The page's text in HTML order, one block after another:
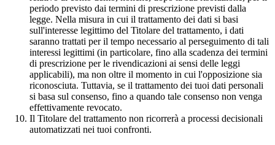
periodo previsto dai termini di prescrizione previsti dalla
legge. Nella misura in cui il trattamento dei dati si basi
sull'interesse legittimo del Titolare del trattamento, i dati
saranno trattati per il tempo necessario al perseguimento di tali
interessi legittimi (in particolare, fino alla scadenza dei termini
di prescrizione per le rivendicazioni ai sensi delle leggi
applicabili), ma non oltre il momento in cui l'opposizione sia
riconosciuta. Tuttavia, se il trattamento dei tuoi dati personali
si basa sul consenso, fino a quando tale consenso non venga
effettivamente revocato.
Il Titolare del trattamento non ricorrerà a processi decisionali
automatizzati nei tuoi confronti.